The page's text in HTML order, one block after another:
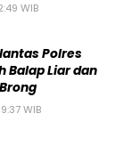
WIB
Polres
Balap Liar dan
WIB